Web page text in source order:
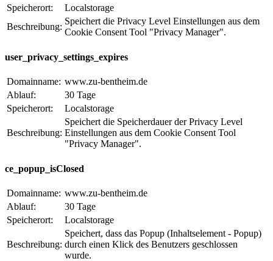
Speicherort:
Localstorage
Beschreibung:
Speichert die Privacy Level Einstellungen aus dem
Cookie Consent Tool "Privacy Manager".
user_privacy_settings_expires
Domainname: www.zu-bentheim.de
Ablauf:
30 Tage
Speicherort:
Localstorage
Beschreibung:
Speichert die Speicherdauer der Privacy Level
Einstellungen aus dem Cookie Consent Tool
"Privacy Manager".
ce_popup_isClosed
Domainname: www.zu-bentheim.de
Ablauf:
30 Tage
Speicherort:
Localstorage
Beschreibung:
Speichert, dass das Popup (Inhaltselement - Popup)
durch einen Klick des Benutzers geschlossen
wurde.